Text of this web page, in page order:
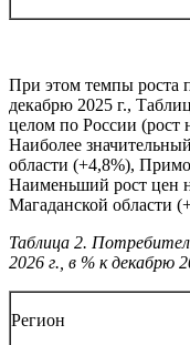
При этом темпы роста
декабрю 2025 г.,
целом по России
Наиболее
области (+4,8%),
Наименьший рост цен
Магаданской области
Таблица 2.
2026 г., в % к декабрю
Регион